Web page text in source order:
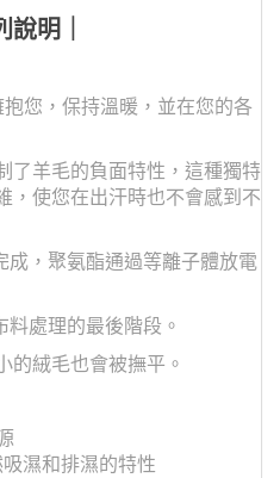
說明｜
您，保持溫暖，並在您的各
了羊毛的負面特性，這種獨特
，使您在出汗時也不會感到不
成，聚氨酯通過等離子體放電
料處理的最後階段。
的絨毛也會被撫平。
濕和排濕的特性